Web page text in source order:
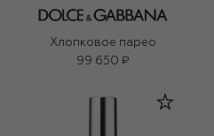
Хлопковое парео
99 650 ₽